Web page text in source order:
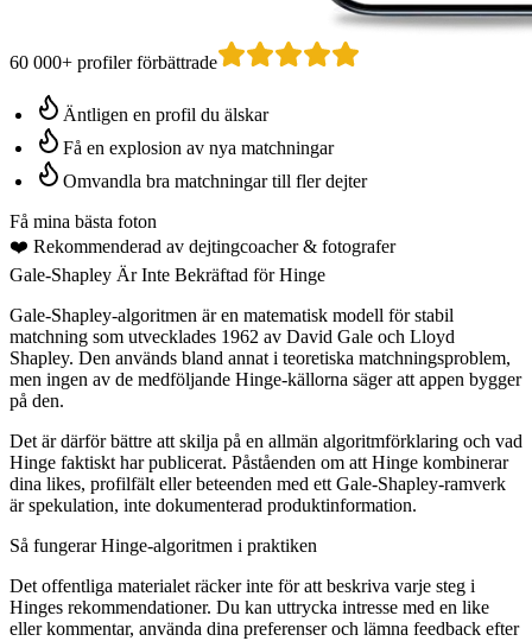
60 000+ profiler förbättrade
Äntligen en profil du älskar
Få en explosion av nya matchningar
Omvandla bra matchningar till fler dejter
Få mina bästa foton
❤️ Rekommenderad av dejtingcoacher & fotografer
Gale-Shapley Är Inte Bekräftad för Hinge
Gale-Shapley-algoritmen är en matematisk modell för stabil
matchning som utvecklades 1962 av David Gale och Lloyd
Shapley. Den används bland annat i teoretiska matchningsproblem,
men ingen av de medföljande Hinge-källorna säger att appen bygger
på den.
Det är därför bättre att skilja på en allmän algoritmförklaring och vad
Hinge faktiskt har publicerat. Påståenden om att Hinge kombinerar
dina likes, profilfält eller beteenden med ett Gale-Shapley-ramverk
är spekulation, inte dokumenterad produktinformation.
Så fungerar Hinge-algoritmen i praktiken
Det offentliga materialet räcker inte för att beskriva varje steg i
Hinges rekommendationer. Du kan uttrycka intresse med en like
eller kommentar, använda dina preferenser och lämna feedback efter